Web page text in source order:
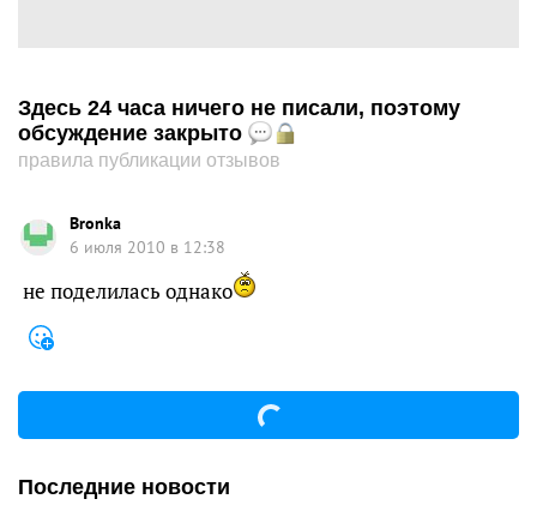
Здесь 24 часа ничего не писали, поэтому
обсуждение закрыто
правила публикации отзывов
Bronka
6 июля 2010 в 12:38
не поделилась однако
Последние новости